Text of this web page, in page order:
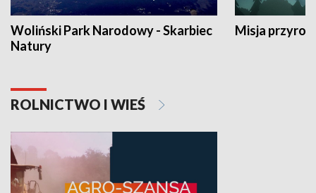
Woliński Park Narodowy - Skarbiec
Natury
Misja
ROLNICTWO I WIEŚ